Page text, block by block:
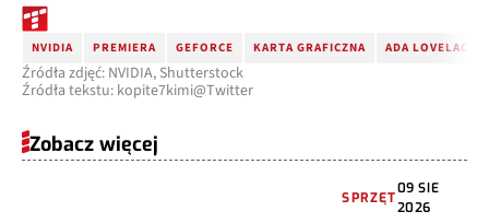
NVIDIA PREMIERA GEFORCE KARTA GRAFICZNA ADA LOVELACE
Źródła zdjęć: NVIDIA, Shutterstock
Źródła tekstu: kopite7kimi@Twitter
Zobacz więcej
SPRZĘT
09 SIE
2026